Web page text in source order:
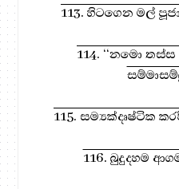
113. හිටගෙන මල්
114. ‘‘නමො
115. සම්‍යක්දෘෂ්ටික
116. බුදුදහම